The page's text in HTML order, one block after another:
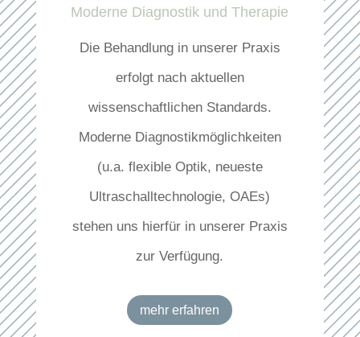
Moderne Diagnostik und Therapie
Die Behandlung in unserer Praxis
erfolgt nach aktuellen
wissenschaftlichen Standards.
Moderne Diagnostikmöglichkeiten
(u.a. flexible Optik, neueste
Ultraschalltechnologie, OAEs)
stehen uns hierfür in unserer Praxis
zur Verfügung.
mehr erfahren